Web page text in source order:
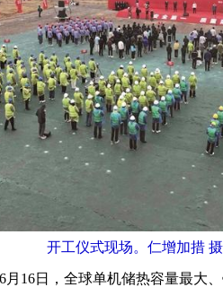
开工仪式现场。仁增加措 摄
16日，全球单机储热容量最大